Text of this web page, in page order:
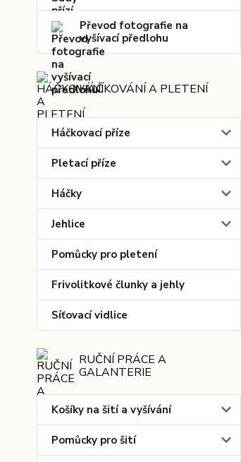
Převod fotografie na
vyšívací předlohu
HÁČKOVÁNÍ A PLETENÍ
Háčkovací příze
Pletací příze
Háčky
Jehlice
Pomůcky pro pletení
Frivolitkové člunky a jehly
Síťovací vidlice
RUČNÍ PRÁCE A
GALANTERIE
Košíky na šití a vyšívání
Pomůcky pro šití